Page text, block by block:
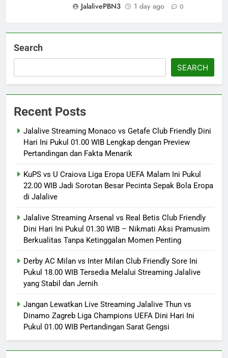
JalalivePBN3
1 day ago 0
Search
SEARCH
Recent Posts
Jalalive Streaming Monaco vs Getafe Club Friendly Dini
Hari Ini Pukul 01.00 WIB Lengkap dengan Preview
Pertandingan dan Fakta Menarik
KuPS vs U Craiova Liga Eropa UEFA Malam Ini Pukul
22.00 WIB Jadi Sorotan Besar Pecinta Sepak Bola Eropa
di Jalalive
Jalalive Streaming Arsenal vs Real Betis Club Friendly
Dini Hari Ini Pukul 01.30 WIB – Nikmati Aksi Pramusim
Berkualitas Tanpa Ketinggalan Momen Penting
Derby AC Milan vs Inter Milan Club Friendly Sore Ini
Pukul 18.00 WIB Tersedia Melalui Streaming Jalalive
yang Stabil dan Jernih
Jangan Lewatkan Live Streaming Jalalive Thun vs
Dinamo Zagreb Liga Champions UEFA Dini Hari Ini
Pukul 01.00 WIB Pertandingan Sarat Gengsi